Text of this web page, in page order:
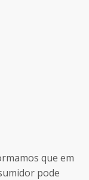
que em
pode